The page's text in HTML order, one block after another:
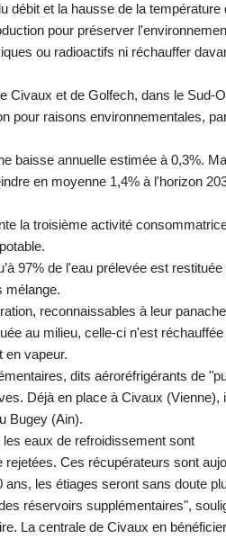
débit et la hausse de la température
pour préserver
ou radioactifs ni réchauffer
Civaux et de Golfech, dans le Sud-
pour raisons environnementales,
baisse annuelle estimée à 0,3%.
en moyenne 1,4% à l'horizon
la troisième activité
97% de l'eau prélevée est restituée
mélange.
reconnaissables à leur
au milieu, celle-ci n'est réchauffée
en vapeur.
dits aéroréfrigérants de
Déjà en place à Civaux (Vienne),
Bugey (Ain).
eaux de refroidissement sont
Ces récupérateurs sont
les étiages seront sans doute
réservoirs supplémentaires",
La centrale de Civaux en